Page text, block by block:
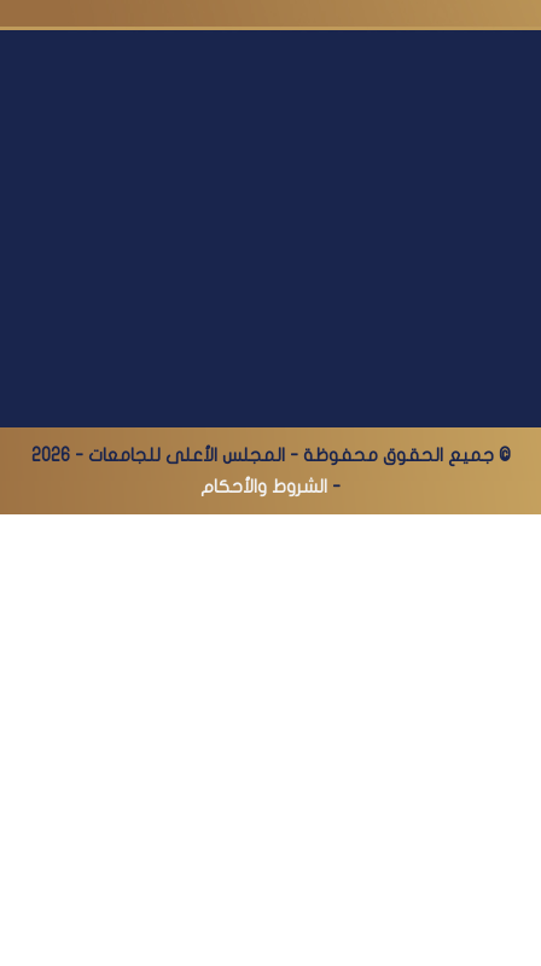
© جميع الحقوق محفوظة - المجلس الأعلى للجامعات - 2026
- الشروط والأحكام